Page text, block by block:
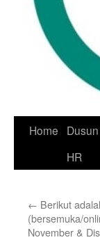
Skip
Home
Dusun
HR
← Berikut
(bersemuka/
November &